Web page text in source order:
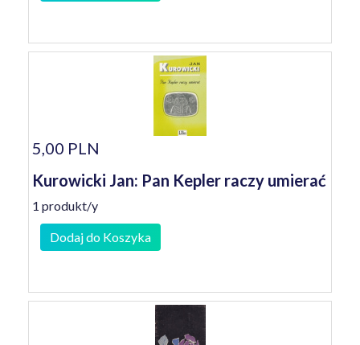
5,00 PLN
Kurowicki Jan: Pan Kepler raczy umierać
1 produkt/y
Dodaj do Koszyka